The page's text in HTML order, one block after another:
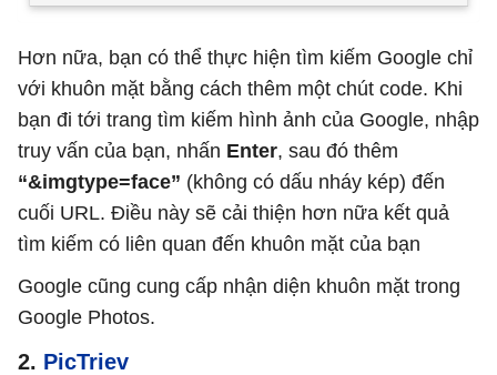
Hơn nữa, bạn có thể thực hiện tìm kiếm Google chỉ
với khuôn mặt bằng cách thêm một chút code. Khi
bạn đi tới trang tìm kiếm hình ảnh của Google, nhập
truy vấn của bạn, nhấn Enter, sau đó thêm
“&imgtype=face” (không có dấu nháy kép) đến
cuối URL. Điều này sẽ cải thiện hơn nữa kết quả
tìm kiếm có liên quan đến khuôn mặt của bạn
Google cũng cung cấp nhận diện khuôn mặt trong
Google Photos.
2. PicTriev